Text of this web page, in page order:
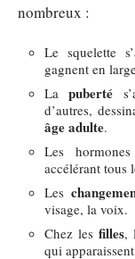
nombreux :
Le squelette
gagnent en
Lapuberté
d’autres,
âge adulte.
Les
accélérant tous
Les
visage, la voix.
Chez les filles,
qui